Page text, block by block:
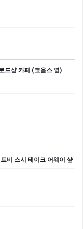
드샾 카페 (코올스 옆)
비 스시 테이크 어웨이 샾